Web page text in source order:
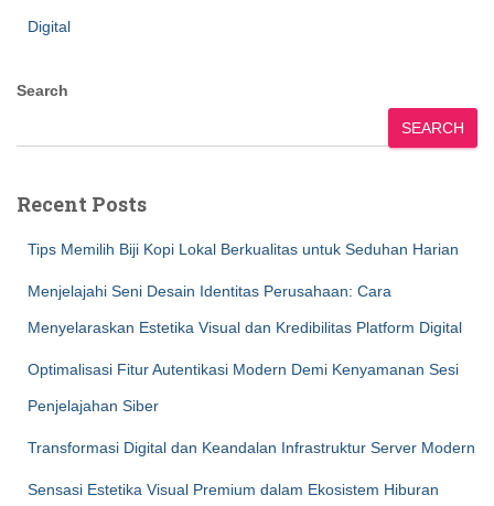
Digital
Search
SEARCH
Recent Posts
Tips Memilih Biji Kopi Lokal Berkualitas untuk Seduhan Harian
Menjelajahi Seni Desain Identitas Perusahaan: Cara
Menyelaraskan Estetika Visual dan Kredibilitas Platform Digital
Optimalisasi Fitur Autentikasi Modern Demi Kenyamanan Sesi
Penjelajahan Siber
Transformasi Digital dan Keandalan Infrastruktur Server Modern
Sensasi Estetika Visual Premium dalam Ekosistem Hiburan